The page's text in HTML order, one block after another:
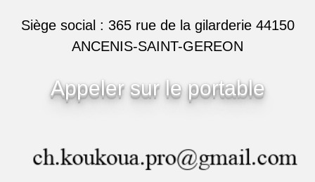
Siège social : 365 rue de la gilarderie 44150
ANCENIS-SAINT-GEREON
Appeler sur le portable